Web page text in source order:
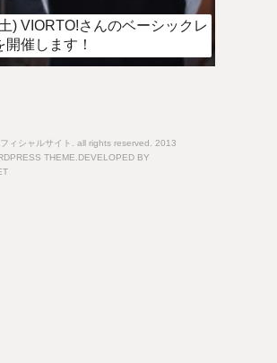
) VIORTO!さんのベーシックレ
開催します！
ィシャルサイト. all rights reserved. 2013
THEME.DEVELOPED BY